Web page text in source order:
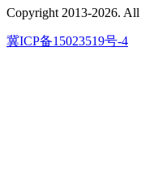
Copyright 2013-2026.
冀ICP备15023519号-4